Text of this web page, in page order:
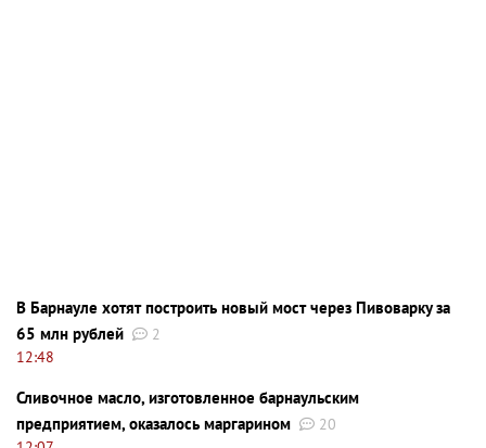
В Барнауле хотят построить новый мост через Пивоварку за
65 млн рублей
2
12:48
Сливочное масло, изготовленное барнаульским
предприятием, оказалось маргарином
20